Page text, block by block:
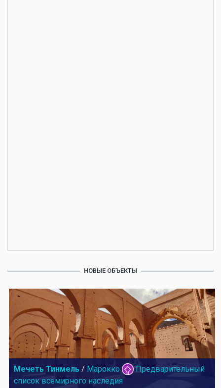
НОВЫЕ ОБЪЕКТЫ
Мечеть Тинмель / Марокко
Предварительный
список всемирного наследия